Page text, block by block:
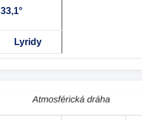
33,1°
Lyridy